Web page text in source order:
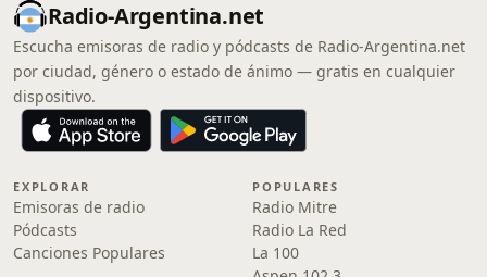
Radio-Argentina.net
Escucha emisoras de radio y pódcasts de Radio-Argentina.net
por ciudad, género o estado de ánimo — gratis en cualquier
dispositivo.
EXPLORAR
Emisoras de radio
Pódcasts
Canciones Populares
POPULARES
Radio Mitre
Radio La Red
La 100